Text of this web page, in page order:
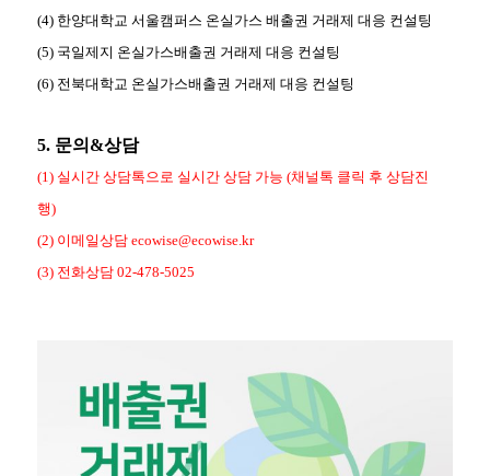
(4) 한양대학교 서울캠퍼스 온실가스 배출권 거래제 대응 컨설팅
(5) 국일제지 온실가스배출권 거래제 대응 컨설팅
(6) 전북대학교 온실가스배출권 거래제 대응 컨설팅
5. 문의&상담
(1) 실시간 상담톡으로 실시간 상담 가능 (채널톡 클릭 후 상담진
행)
(2) 이메일상담 ecowise@ecowise.kr
(3) 전화상담 02-478-5025